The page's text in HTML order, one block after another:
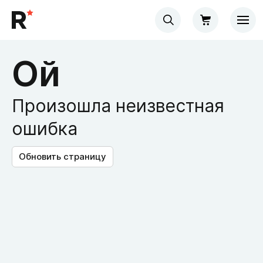
Ой
Произошла неизвестная
ошибка
Обновить страницу